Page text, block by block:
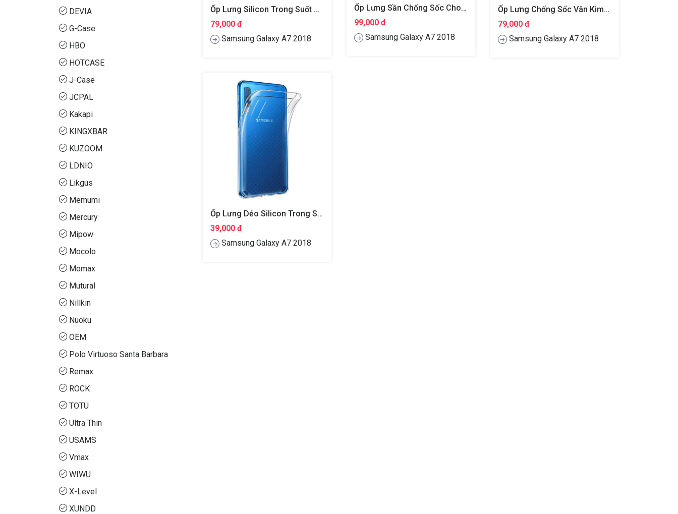
Ốp Lưng Silicon Trong Suốt Cho Samsung Galaxy A7 2018 Hiệu Nillkin Nature
79,000 đ
Samsung Galaxy A7 2018
Ốp Lưng Sần Chống Sốc Cho Samsung Galaxy A7 2018 Hiệu Nillkin Super Frosted Shield
99,000 đ
Samsung Galaxy A7 2018
Ốp Lưng Chống Sốc Vân Kim Loại Cho Samsung Galaxy A7 2018 Hiệu Likgus
79,000 đ
Samsung Galaxy A7 2018
Ốp Lưng Dẻo Silicon Trong Suốt Cho Samsung Galaxy A7 2018 Hiệu Ultra Thin
39,000 đ
Samsung Galaxy A7 2018
DEVIA
G-Case
HBO
HOTCASE
J-Case
JCPAL
Kakapi
KINGXBAR
KUZOOM
LDNIO
Likgus
Memumi
Mercury
Mipow
Mocolo
Momax
Mutural
Nillkin
Nuoku
OEM
Polo Virtuoso Santa Barbara
Remax
ROCK
TOTU
Ultra Thin
USAMS
Vmax
WIWU
X-Level
XUNDD